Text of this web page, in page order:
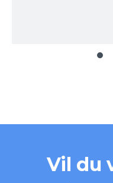
Vil du